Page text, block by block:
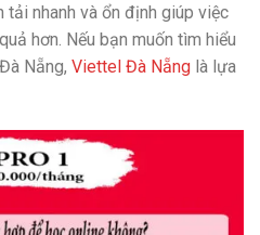
nhanh và ổn định giúp việc
hơn. Nếu bạn muốn tìm hiểu
Nẵng, Viettel Đà Nẵng là lựa